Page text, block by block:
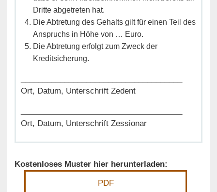
Dritte abgetreten hat.
Die Abtretung des Gehalts gilt für einen Teil des
Anspruchs in Höhe von … Euro.
Die Abtretung erfolgt zum Zweck der
Kreditsicherung.
Ort, Datum, Unterschrift Zedent
Ort, Datum, Unterschrift Zessionar
Kostenloses Muster hier herunterladen:
PDF